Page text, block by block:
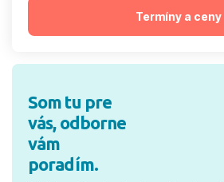
Termíny a ceny
Som tu pre
vás, odborne
vám
poradím.